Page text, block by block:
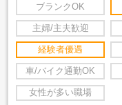
ブランクOK
主婦/主夫歓迎
経験者優遇
車/バイク通勤OK
女性が多い職場